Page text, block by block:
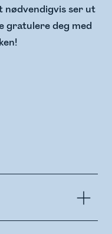
ser ut
gratulere deg med